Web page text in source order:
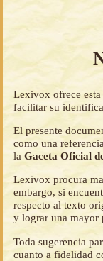
Lexivox ofrece
facilitar su
El presente
como una
laGaceta Oficial
Lexivox procura
embargo, si
respecto al texto
y lograr una mayor
Toda sugerencia
cuanto a fidelidad